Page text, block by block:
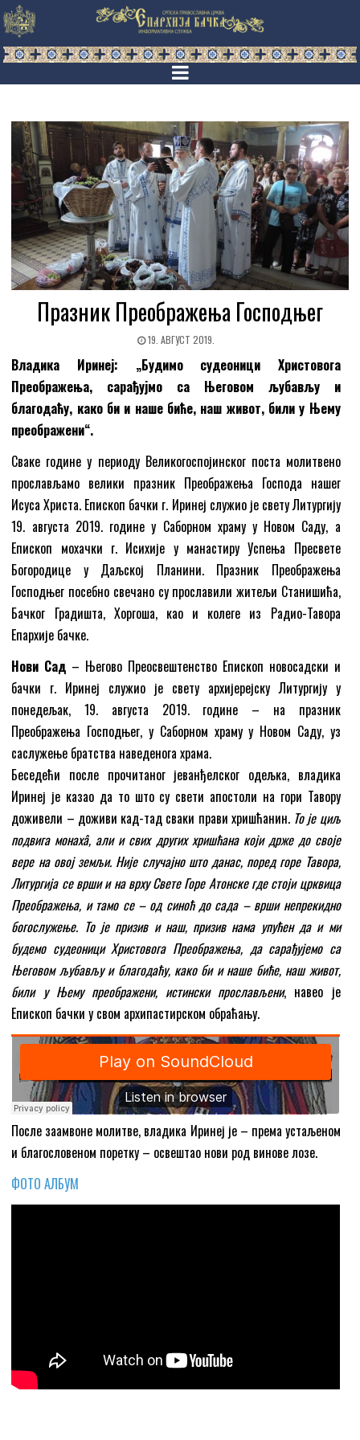
Празник Преображења Господњег
19. АВГУСТ 2019.
Владика Иринеј: „Будимо судеоници Христовога
Преображења, сарађујмо са Његовом љубављу и
благодаћу, како би и наше биће, наш живот, били у Њему
преображени“.
Сваке године у периоду Великогоспојинског поста молитвено
прослављамо велики празник Преображења Господа нашег
Исуса Христа. Епископ бачки г. Иринеј служио је свету Литургију
19. августа 2019. године у Саборном храму у Новом Саду, а
Епископ мохачки г. Исихије у манастиру Успења Пресвете
Богородице у Даљској Планини. Празник Преображења
Господњег посебно свечано су прославили житељи Станишића,
Бачког Градишта, Хоргоша, као и колеге из Радио-Тавора
Епархије бачке.
Нови Сад – Његово Преосвештенство Епископ новосадски и
бачки г. Иринеј служио је свету архијерејску Литургију у
понедељак, 19. августа 2019. године – на празник
Преображења Господњег, у Саборном храму у Новом Саду, уз
саслужење братства наведенога храма.
Беседећи после прочитаног јеванђелског одељка, владика
Иринеј је казао да то што су свети апостоли на гори Тавору
доживели – доживи кад-тад сваки прави хришћанин. То је циљ
подвига монахâ, али и свих других хришћана који држе до своје
вере на овој земљи. Није случајно што данас, поред горе Тавора,
Литургија се врши и на врху Свете Горе Атонске где стоји црквица
Преображења, и тамо се – од синоћ до сада – врши непрекидно
богослужење. То је призив и наш, призив нама упућен да и ми
будемо судеоници Христовога Преображења, да сарађујемо са
Његовом љубављу и благодаћу, како би и наше биће, наш живот,
били у Њему преображени, истински прослављени, навео је
Епископ бачки у свом архипастирском обраћању.
После заамвоне молитве, владика Иринеј је – према устаљеном
и благословеном поретку – освештао нови род винове лозе.
ФОТО АЛБУМ